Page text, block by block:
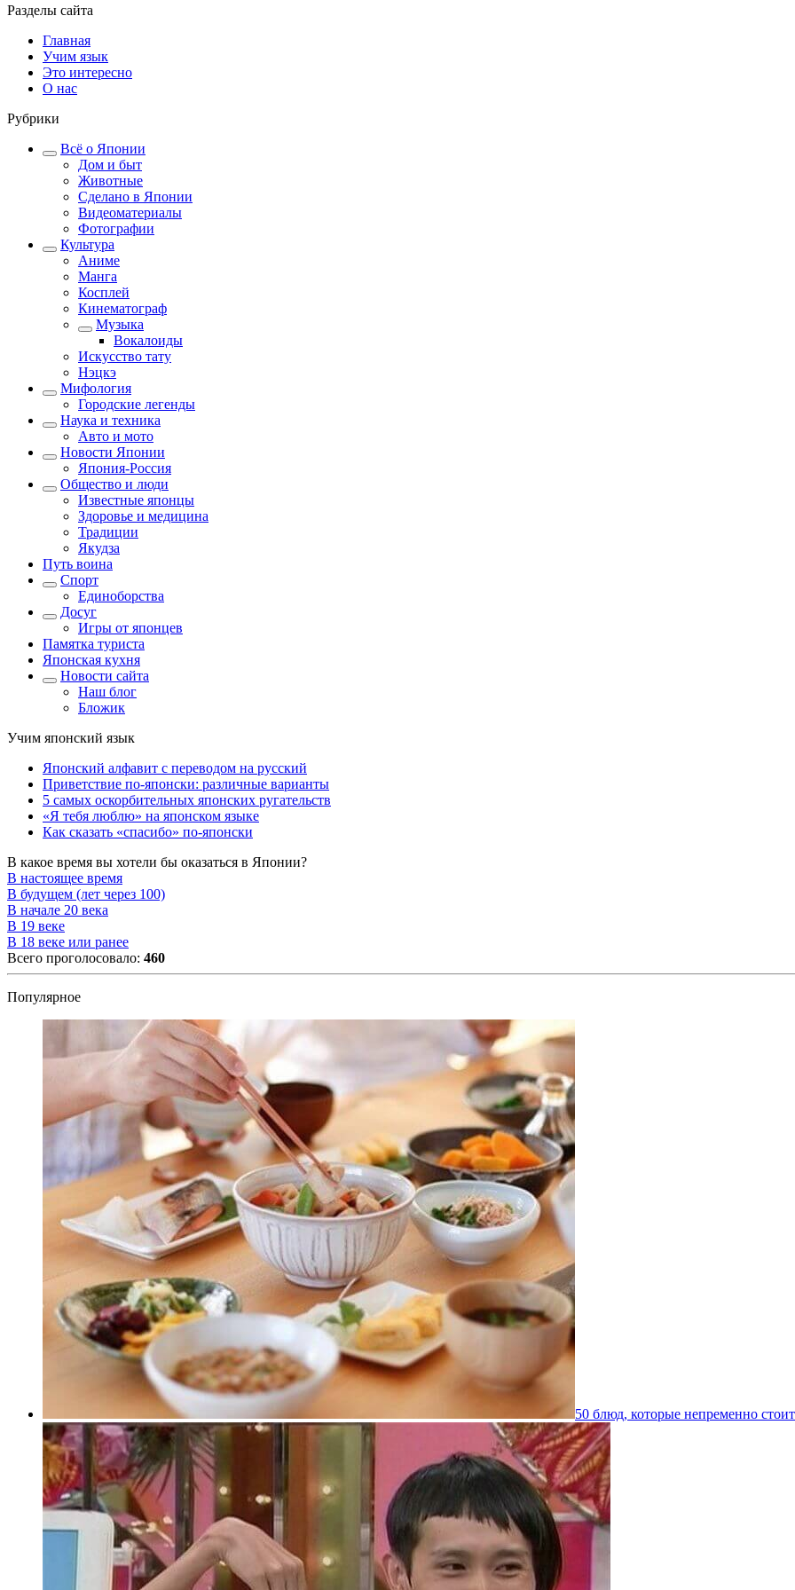
Разделы сайта
Главная
Учим язык
Это интересно
О нас
Рубрики
Всё о Японии
Дом и быт
Животные
Сделано в Японии
Видеоматериалы
Фотографии
Культура
Аниме
Манга
Косплей
Кинематограф
Музыка
Вокалоиды
Искусство тату
Нэцкэ
Мифология
Городские легенды
Наука и техника
Авто и мото
Новости Японии
Япония-Россия
Общество и люди
Известные японцы
Здоровье и медицина
Традиции
Якудза
Путь воина
Спорт
Единоборства
Досуг
Игры от японцев
Памятка туриста
Японская кухня
Новости сайта
Наш блог
Бложик
Учим японский язык
Японский алфавит с переводом на русский
Приветствие по-японски: различные варианты
5 самых оскорбительных японских ругательств
«Я тебя люблю» на японском языке
Как сказать «спасибо» по-японски
В какое время вы хотели бы оказаться в Японии?
В настоящее время
В будущем (лет через 100)
В начале 20 века
В 19 веке
В 18 веке или ранее
Всего проголосовало: 460
Популярное
50 блюд, которые непременно